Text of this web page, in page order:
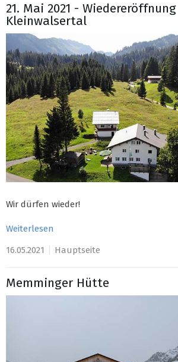
21. Mai 2021 -
Kleinwalsertal
Wir dürfen wieder!
Weiterlesen
16.05.2021
Hauptseite
Memminger Hütte